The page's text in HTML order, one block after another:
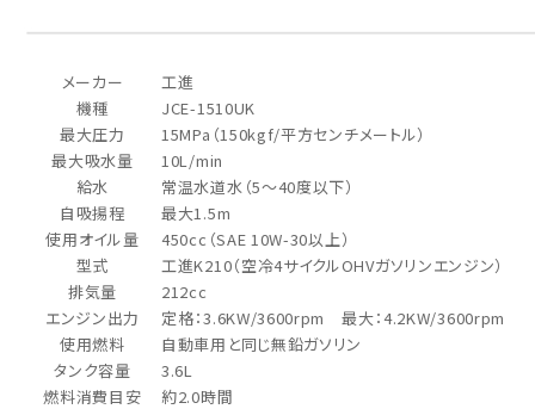
メーカー
工進
機種
JCE-1510UK
最大圧力
15MPa（150kgf/平方センチメートル）
最大吸水量
10L/min
給水
常温水道水（5～40度以下）
自吸揚程
最大1.5m
使用オイル量
450cc（SAE 10W-30以上）
型式
工進K210（空冷4サイクルOHVガソリンエンジン）
排気量
212cc
エンジン出力
定格：3.6KW/3600rpm 最大：4.2KW/3600rpm
使用燃料
自動車用と同じ無鉛ガソリン
タンク容量
3.6L
燃料消費目安
約2.0時間